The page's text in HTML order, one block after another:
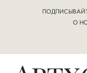
О